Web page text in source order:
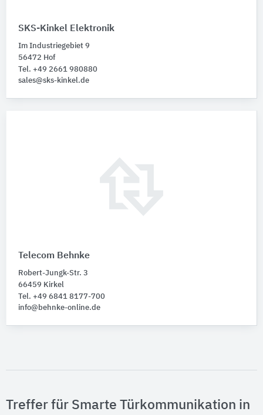
SKS-Kinkel Elektronik
Im Industriegebiet 9
56472 Hof
Tel. +49 2661 980880
sales@sks-kinkel.de
Telecom Behnke
Robert-Jungk-Str. 3
66459 Kirkel
Tel. +49 6841 8177-700
info@behnke-online.de
Treffer für Smarte Türkommunikation in